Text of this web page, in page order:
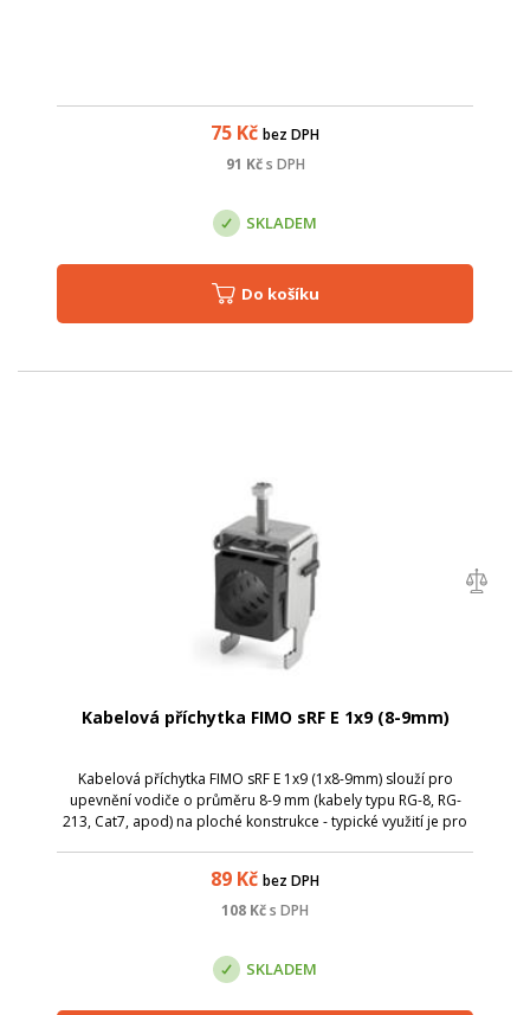
75 Kč bez DPH
91 Kč s DPH
SKLADEM
Do košíku
Kabelová příchytka FIMO sRF E 1x9 (8-9mm)
Kabelová příchytka FIMO sRF E 1x9 (1x8-9mm) slouží pro
upevnění vodiče o průměru 8-9 mm (kabely typu RG-8, RG-
213, Cat7, apod) na ploché konstrukce - typické využití je pro
89 Kč bez DPH
108 Kčs DPH
SKLADEM